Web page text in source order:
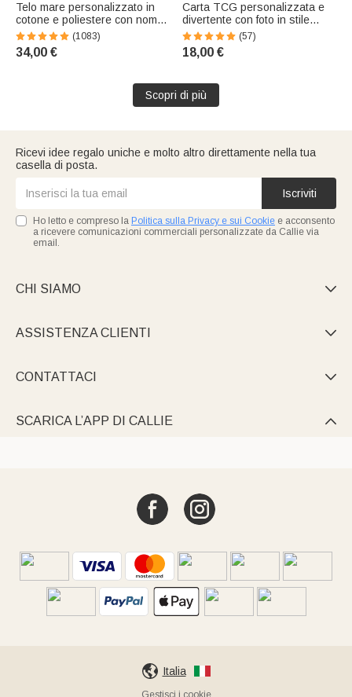
Telo mare personalizzato in
cotone e poliestere con nome,
fiore di nascita e personaggio,
essenziale per vacanze -
Regalo per amiche
(1083)
34,00 €
Carta TCG personalizzata e
divertente con foto in stile
fumetto - Regalo di San
Valentino per coppie
(57)
18,00 €
Scopri di più
Ricevi idee regalo uniche e molto altro direttamente nella tua
casella di posta.
Iscriviti
Ho letto e compreso la Politica sulla Privacy e sui Cookie e acconsento
a ricevere comunicazioni commerciali personalizzate da Callie via
email.
CHI SIAMO 
ASSISTENZA CLIENTI 
CONTATTACI 
SCARICA L’APP DI CALLIE 
Italia
Gestisci i cookie